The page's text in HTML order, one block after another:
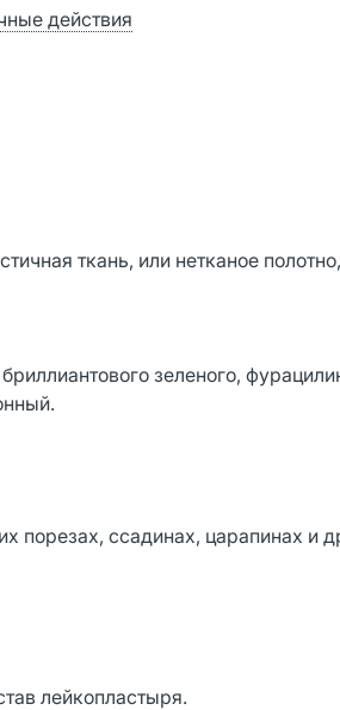
действия
ткань, или нетканое
зеленого,
порезах, ссадинах, царапинах и
лейкопластыря.